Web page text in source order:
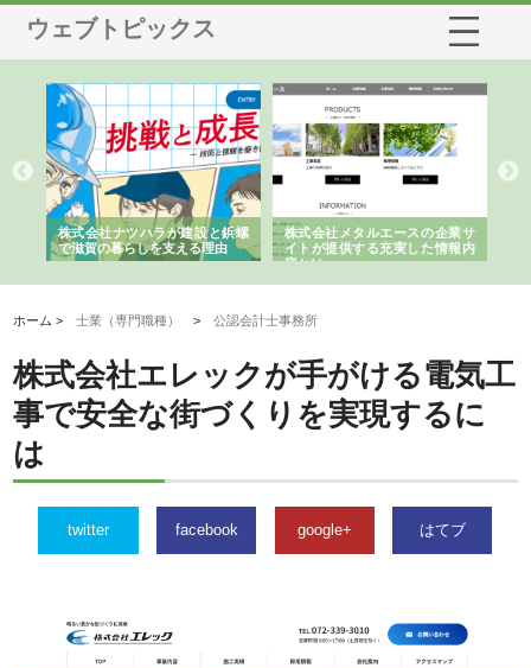
ウェブトピックス
株式会社メタルエースの企業サ
イトが提供する充実した情報内
容とは
株式会社ＣＳＡの事業内容と強
みを徹底解説
ホーム >士業（専門職種） >公認会計士事務所
株式会社エレックが手がける電気工
事で安全な街づくりを実現するに
は
twitter facebook google+ はてブ